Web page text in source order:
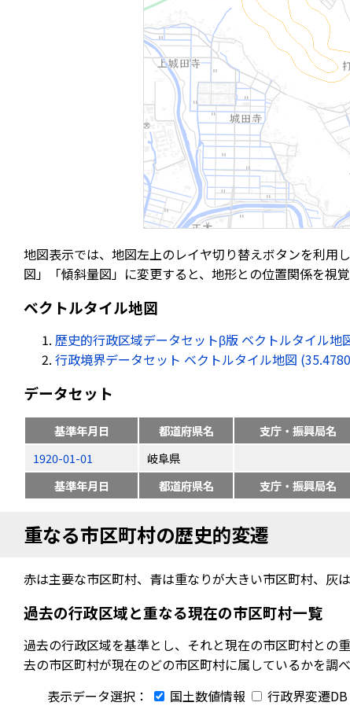
地図表示では、地図左上のレイヤ切り替えボタンを利用
図」「傾斜量図」に変更すると、地形との位置関係を視
ベクトルタイル地図
歴史的行政区域データセットβ版 ベクトルタイル地
行政境界データセット ベクトルタイル地図
データセット
基準年月日 都道府県名 支庁・振興局名
1920-01-01
岐阜県
基準年月日
都道府県名 支庁・振興局名
重なる市区町村の歴史的変遷
赤は主要な市区町村、青は重なりが大きい市区町村、灰
過去の行政区域と重なる現在の市区町村一覧
過去の行政区域を基準とし、それと現在の市区町村との
去の市区町村が現在のどの市区町村に属しているかを調べ
表示データ選択：
国土数値情報
行政界変遷DB